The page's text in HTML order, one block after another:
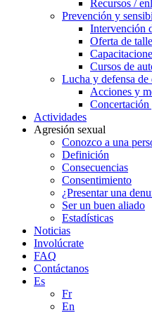
Recursos /
Prevención y
Intervención
Oferta de
Cursos de
Lucha y defensa de
Acciones y
Concertación
Actividades
Agresión sexual
Conozco a una
Definición
Consecuencias
Consentimiento
¿Presentar una
Ser un buen aliado
Estadísticas
Noticias
Involúcrate
FAQ
Contáctanos
Es
Fr
En